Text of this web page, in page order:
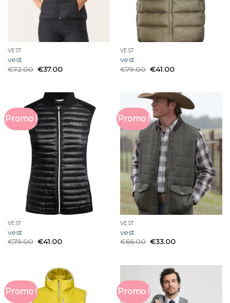
VEST
vest
€72.00 €37.00
VEST
vest
€79.00 €41.00
Promo !
VEST
vest
€79.00 €41.00
Promo !
VEST
vest
€66.00 €33.00
Promo ! Promo !